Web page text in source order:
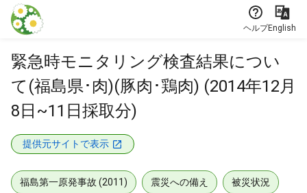
本文に飛ぶ
ヘルプEnglish
緊急時モニタリング検査結果につい
て(福島県･肉)(豚肉･鶏肉) (2014年12月
8日~11日採取分)
提供元サイトで表示
福島第一原発事故 (2011) 震災への備え 被災状況